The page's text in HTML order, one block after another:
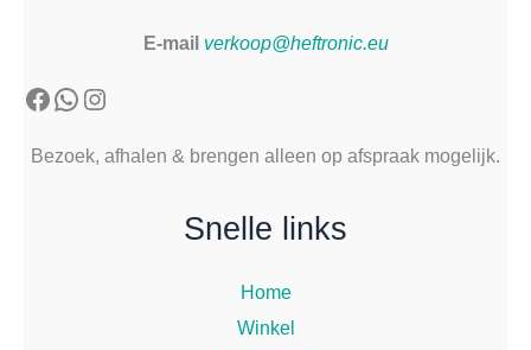
E-mail verkoop@heftronic.eu
Facebook
WhatsApp
Instagram
Bezoek, afhalen & brengen alleen op afspraak mogelijk.
Snelle links
Home
Winkel